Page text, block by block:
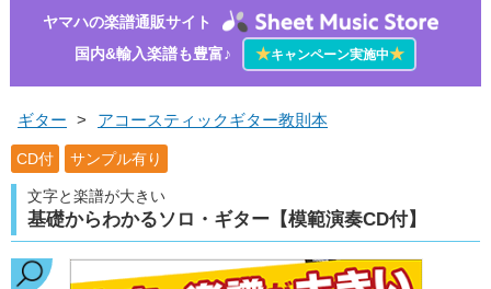
ヤマハの楽譜通販サイト
国内&輸入楽譜も豊富♪
★キャンペーン実施中★
ギター > アコースティックギター教則本
CD付 サンプル有り
文字と楽譜が大きい
基礎からわかるソロ・ギター【模範演奏CD付】